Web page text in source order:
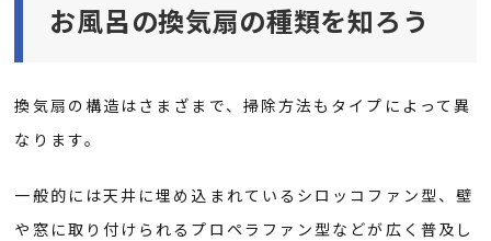
お風呂の換気扇の種類を知ろう
換気扇の構造はさまざまで、掃除方法もタイプによって異
なります。
一般的には天井に埋め込まれているシロッコファン型、壁
や窓に取り付けられるプロペラファン型などが広く普及し